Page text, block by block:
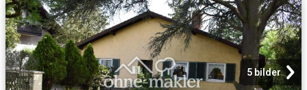
5 bilder